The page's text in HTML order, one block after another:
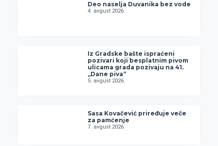
Deo naselja Duvanika bez vode
4. avgust 2026.
Iz Gradske bašte ispraćeni
pozivari koji besplatnim pivom
ulicama grada pozivaju na 41.
„Dane piva“
5. avgust 2026.
Sasa Kovačević priređuje veče
za pamćenje
7. avgust 2026.